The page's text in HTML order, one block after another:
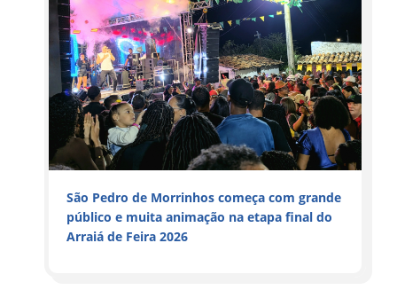
São Pedro de Morrinhos começa com grande
público e muita animação na etapa final do
Arraiá de Feira 2026